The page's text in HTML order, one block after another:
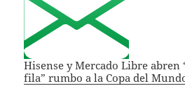
Hisense y Mercado Libre abren
fila” rumbo a la Copa del